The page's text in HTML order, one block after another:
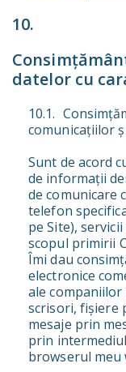
datelor cu
comunicațiilor
Sunt de acord
de informații
de comunicare
telefon
pe Site),
scopul primirii
Îmi dau
electronice
ale
scrisori, fișiere
mesaje prin
prin
browserul meu